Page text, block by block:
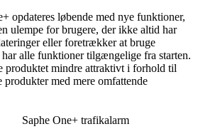
opdateres løbende med nye funktioner,
ulempe for brugere, der ikke altid har
eller foretrækker at bruge
alle funktioner tilgængelige fra starten.
produktet mindre attraktivt i forhold til
produkter med mere omfattende
Saphe One+ trafikalarm